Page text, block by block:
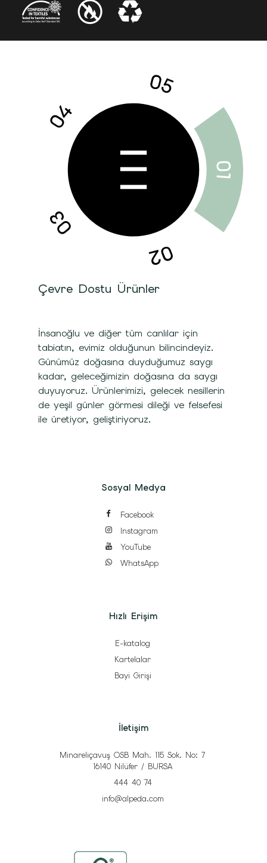
Çevre Dostu Ürünler
İnsanoğlu ve diğer tüm canlılar için
tabiatın, evimiz olduğunun bilincindeyiz.
Günümüz doğasına duyduğumuz saygı
kadar, geleceğimizin doğasına da saygı
duyuyoruz. Ürünlerimizi, gelecek nesillerin
de yeşil günler görmesi dileği ve felsefesi
ile üretiyor, geliştiriyoruz.
Sosyal Medya
Facebook
Instagram
YouTube
WhatsApp
Hızlı Erişim
E-katalog
Kartelalar
Bayi Girişi
İletişim
Minareliçavuş OSB Mah. 115 Sok. No: 7
16140 Nilüfer / BURSA
444 40 74
info@alpeda.com